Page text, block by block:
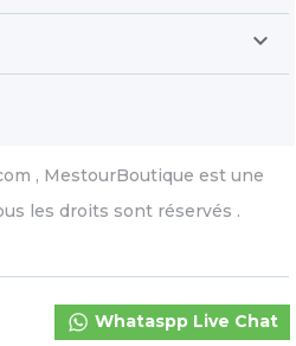

Whataspp Live Chat
, MestourBoutique est une
les droits sont réservés .